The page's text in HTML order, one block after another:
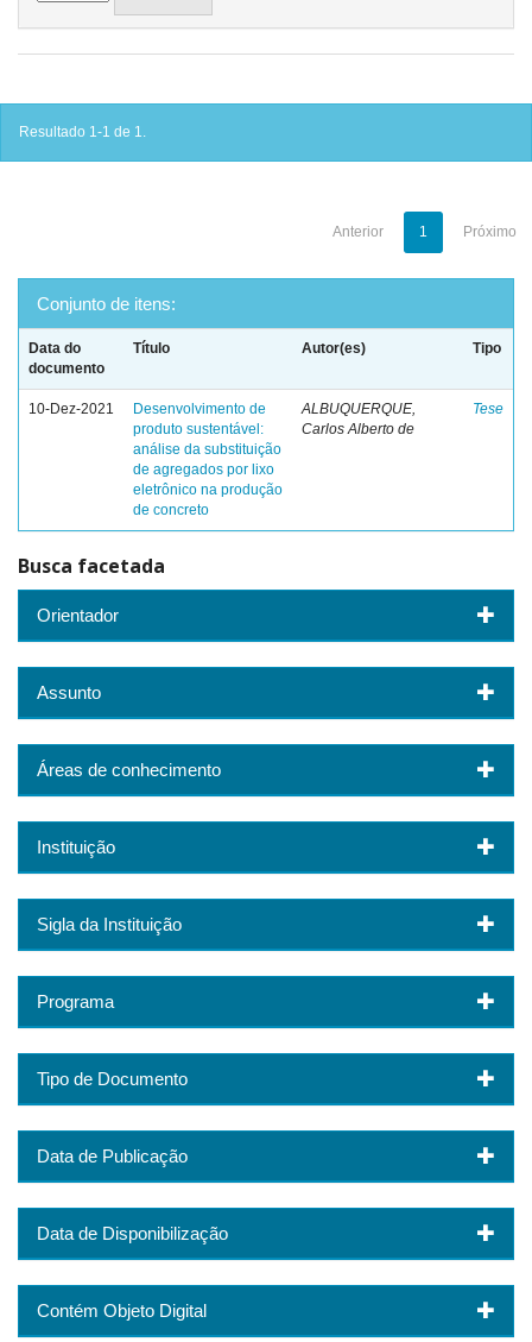
Resultado 1-1 de 1.
Anterior 1 Próximo
Conjunto de itens:
Data do
documento
Título Autor(es) Tipo
10-Dez-2021
Desenvolvimento de
produto sustentável:
análise da substituição
de agregados por lixo
eletrônico na produção
de concreto
ALBUQUERQUE,
Carlos Alberto de
Tese
Busca facetada
Orientador
Assunto
Áreas de conhecimento
Instituição
Sigla da Instituição
Programa
Tipo de Documento
Data de Publicação
Data de Disponibilização
Contém Objeto Digital